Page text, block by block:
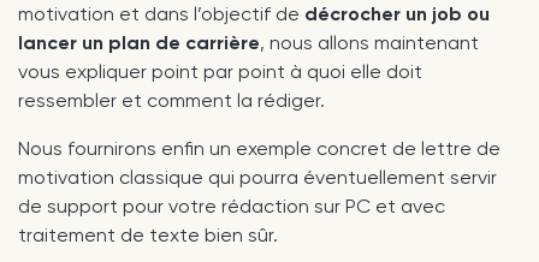
motivation et dans l’objectif de décrocher un job ou
lancer un plan de carrière, nous allons maintenant
vous expliquer point par point à quoi elle doit
ressembler et comment la rédiger.
Nous fournirons enfin un exemple concret de lettre de
motivation classique qui pourra éventuellement servir
de support pour votre rédaction sur PC et avec
traitement de texte bien sûr.